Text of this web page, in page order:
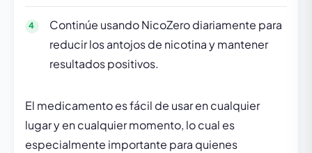
Continúe usando NicoZero diariamente para
reducir los antojos de nicotina y mantener
resultados positivos.
El medicamento es fácil de usar en cualquier
lugar y en cualquier momento, lo cual es
especialmente importante para quienes